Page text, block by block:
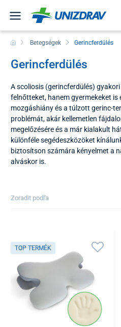
Betegségek Gerincferdülés
Gerincferdülés
A scoliosis (gerincferdülés)
felnőtteket, hanem gyermekeket
mozgáshiány és a túlzott gerinc-
problémát, akár kellemetlen
megelőzésére és a már kialakult
különféle segédeszközöket
biztosítson számára kényelmet a
alváskor is.
Zoradit podľa
TOP TERMÉK